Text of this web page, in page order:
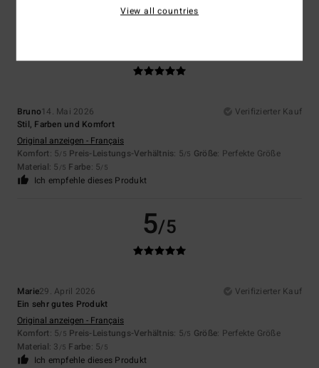
Bruno14. Mai 2026
Verifizierter Kauf
Stil, Farben und Komfort
Original anzeigen - Français
Komfort: 5/5 Preis-Leistungs-Verhältnis: 5/5 Größe: Perfekte Größe
Material: 5 /5 Farbe: 5/5
Ich empfehle dieses Produkt
5/5
Marie29. April 2026
Verifizierter Kauf
Ein sehr gutes Produkt
Original anzeigen - Français
Komfort: 5/5 Preis-Leistungs-Verhältnis: 5/5 Größe: Perfekte Größe
Material: 3 /5 Farbe: 5/5
Ich empfehle dieses Produkt
View all countries